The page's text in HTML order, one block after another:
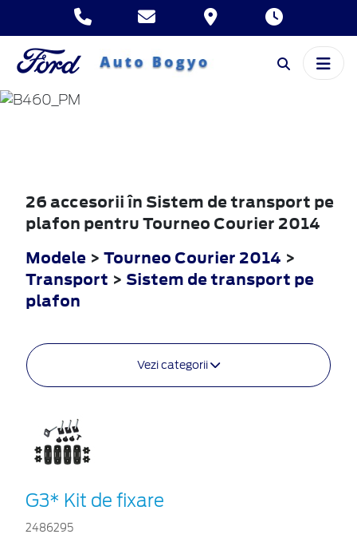
TOURNEO
COURIER
26 accesorii în Sistem de transport pe
plafon pentru Tourneo Courier 2014
Modele > Tourneo Courier 2014 >
Transport > Sistem de transport pe
plafon
Vezi categorii
G3* Kit de fixare
2486295